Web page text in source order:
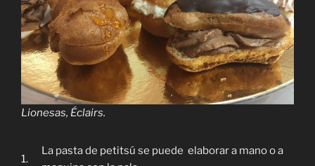
Lionesas, Éclairs.
1.
La pasta de petitsú se puede elaborar a mano o a